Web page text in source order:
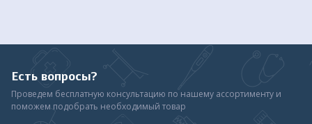
Есть вопросы?
Проведем бесплатную консультацию по нашему ассортименту и
поможем подобрать необходимый товар